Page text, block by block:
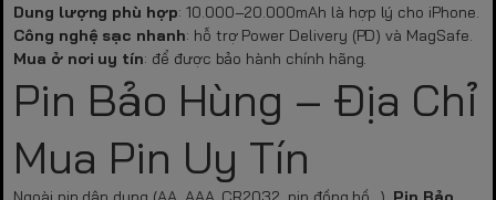
Dung lượng phù hợp: 10.000–20.000mAh là hợp lý cho iPhone.
Công nghệ sạc nhanh: hỗ trợ Power Delivery (PD) và MagSafe.
Mua ở nơi uy tín: để được bảo hành chính hãng.
Pin Bảo Hùng – Địa Chỉ
Mua Pin Uy Tín